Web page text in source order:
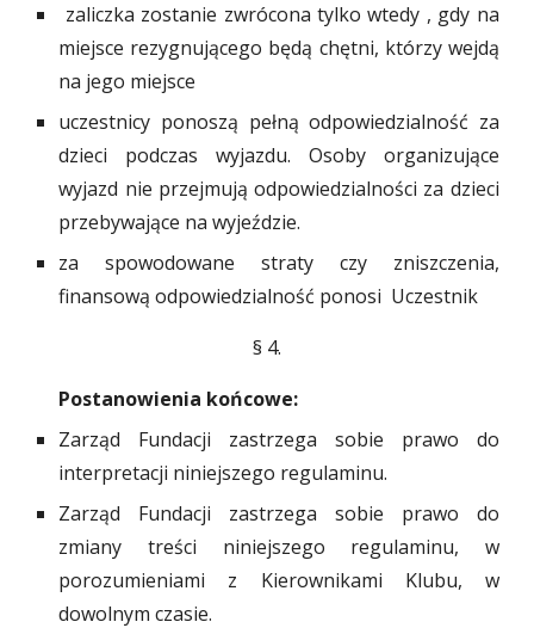
zaliczka zostanie zwrócona tylko wtedy , gdy na
miejsce rezygnującego będą chętni, którzy wejdą
na jego miejsce
uczestnicy ponoszą pełną odpowiedzialność za
dzieci podczas wyjazdu. Osoby organizujące
wyjazd nie przejmują odpowiedzialności za dzieci
przebywające na wyjeździe.
za spowodowane straty czy zniszczenia,
finansową odpowiedzialność ponosi Uczestnik
§ 4.
Postanowienia końcowe:
Zarząd Fundacji zastrzega sobie prawo do
interpretacji niniejszego regulaminu.
Zarząd Fundacji zastrzega sobie prawo do
zmiany treści niniejszego regulaminu, w
porozumieniami z Kierownikami Klubu, w
dowolnym czasie.